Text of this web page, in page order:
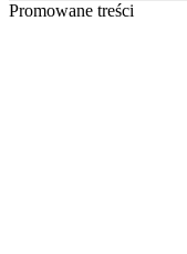
Promowane treści